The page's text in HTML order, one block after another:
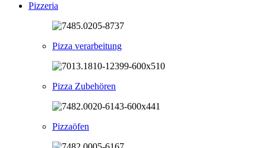
Pizzeria
Pizza verarbeitung
Pizza Zubehören
Pizzaöfen